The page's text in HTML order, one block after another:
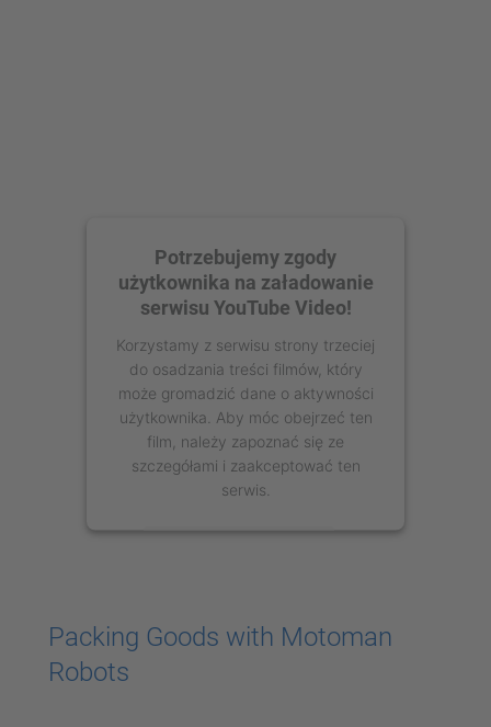
Potrzebujemy zgody
użytkownika na załadowanie
serwisu YouTube Video!
Korzystamy z serwisu strony trzeciej
do osadzania treści filmów, który
może gromadzić dane o aktywności
użytkownika. Aby móc obejrzeć ten
film, należy zapoznać się ze
szczegółami i zaakceptować ten
serwis.
powered byUsercentrics Consent
Packing Goods with Motoman
Robots